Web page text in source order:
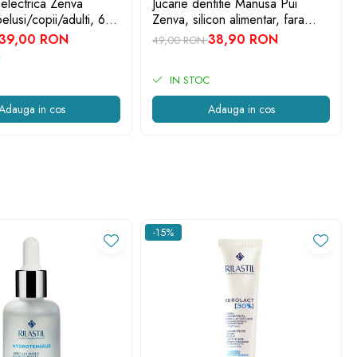
copii/adulti, 6
roz
RON
in cos
Zenva, silicon alimentar, fara
BPA, 3-12 luni, Albastru
49,00 RON38,90 RON
IN STOC
Adauga in cos
-15%